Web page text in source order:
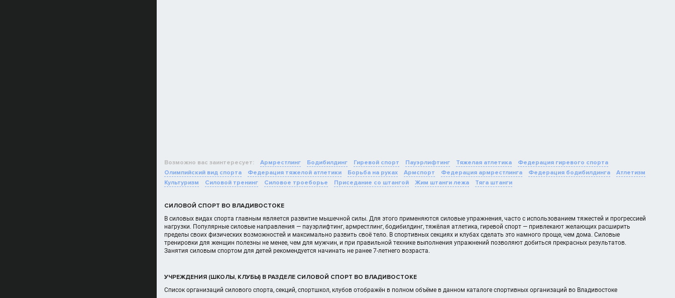
Возможно вас заинтересует: Армрестлинг Бодибилдинг Гиревой спорт Пауэрлифтинг Тяжелая атлетика
Федерация гиревого спорта
Олимпийский вид спорта
Федерация тяжелой атлетики Борьба на руках Армспорт Федерация армрестлинга Федерация бодибилдинга
Атлетизм
Культуризм
Силовой тренинг Силовое троеборье Приседание со штангой Жим штанги лежа Тяга штанги
СИЛОВОЙ СПОРТ ВО ВЛАДИВОСТОКЕ
В силовых видах спорта главным является развитие мышечной силы. Для этого применяются силовые упражнения, часто с использованием тяжестей и прогрессией
нагрузки. Популярные силовые направления — пауэрлифтинг, армрестлинг, бодибилдинг, тяжёлая атлетика, гиревой спорт — привлекают желающих расширить
пределы своих физических возможностей и максимально развить своё тело. В спортивных секциях и клубах сделать это намного проще, чем дома. Силовые
тренировки для женщин полезны не менее, чем для мужчин, и при правильной технике выполнения упражнений позволяют добиться прекрасных результатов.
Занятия силовым спортом для детей рекомендуется начинать не ранее 7-летнего возраста.
УЧРЕЖДЕНИЯ (ШКОЛЫ, КЛУБЫ) В РАЗДЕЛЕ СИЛОВОЙ СПОРТ ВО ВЛАДИВОСТОКЕ
Список организаций силового спорта, секций, спортшкол, клубов отображён в полном объёме в данном каталоге спортивных организаций во Владивостоке